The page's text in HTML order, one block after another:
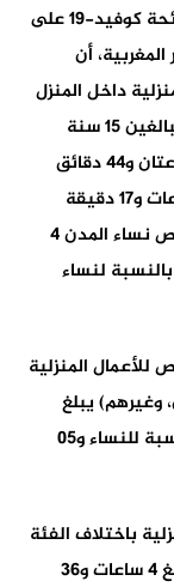
الثالثة من البحث الوطني حول انعكاسات جائحة كوفيد-19 على
أن
داخل المنزل
وخارجه يبلغ ساعتان و29 دقيقة للأشخاص البالغين 15 سنة
فأكثر وساعتان و22 دقيقة لسكان المدن وساعتان و44 دقائق
لسكان القرى. في حين، تخصص النساء 4 ساعات و17 دقيقة
لهذه الأعمال، مقابل 38 دقيقة للرجال، وتخصص نساء المدن 4
4 ساعات و43 دقيقة بالنسبة لنساء
المنزلية
وغيرهم) يبلغ
ساعتين في اليوم (3 ساعات و51 دقيقة بالنسبة للنساء و05
باختلاف الفئة
الاجتماعية التي تنتمي إليها المرأة، حيث تبلغ 4 ساعات و36